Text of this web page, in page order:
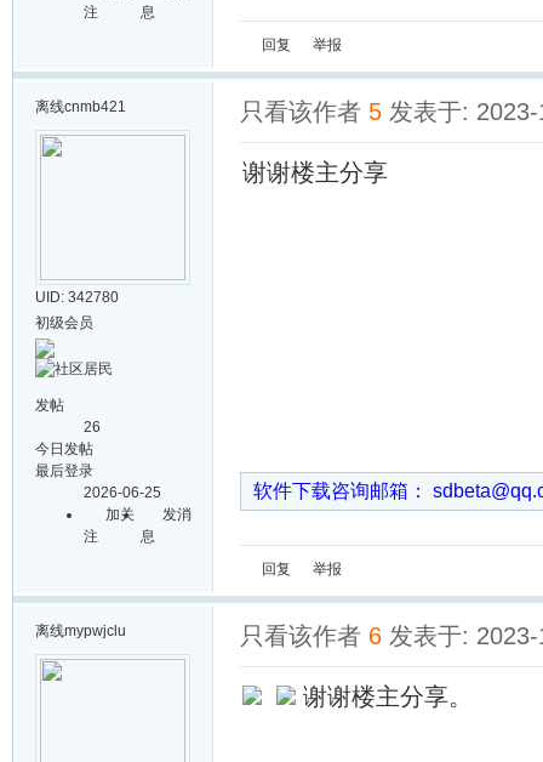
注
息
回复 举报
离线cnmb421
UID: 342780
初级会员
发帖
26
今日发帖
最后登录
2026-06-25
加关
注
发消
息
只看该作者 5 发表于:
谢谢楼主分享
软件下载咨询邮箱：
回复 举报
离线mypwjclu 只看该作者 6 发表于:
谢谢楼主分享。